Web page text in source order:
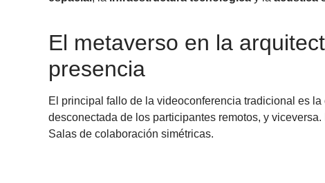
El metaverso en la
presencia
El principal fallo de la videoconferencia tradicional es la
desconectada de los participantes remotos, y
Salas de colaboración simétricas.